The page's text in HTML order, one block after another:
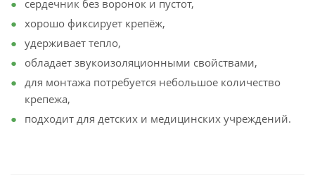
сердечник без воронок и пустот,
хорошо фиксирует крепёж,
удерживает тепло,
обладает звукоизоляционными свойствами,
для монтажа потребуется небольшое количество
крепежа,
подходит для детских и медицинских учреждений.